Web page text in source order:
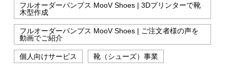
フルオーダーパンプス MooV Shoes | 3Dプリンターで靴
木型作成
フルオーダーパンプス MooV Shoes | ご注文者様の声を
動画でご紹介
個人向けサービス 靴（シューズ）事業